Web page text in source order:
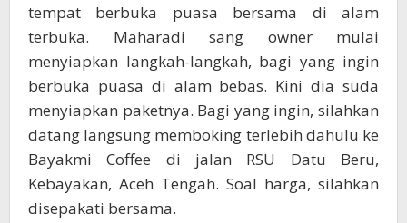
tempat berbuka puasa bersama di alam
terbuka. Maharadi sang owner mulai
menyiapkan langkah-langkah, bagi yang ingin
berbuka puasa di alam bebas. Kini dia suda
menyiapkan paketnya. Bagi yang ingin, silahkan
datang langsung memboking terlebih dahulu ke
Bayakmi Coffee di jalan RSU Datu Beru,
Kebayakan, Aceh Tengah. Soal harga, silahkan
disepakati bersama.